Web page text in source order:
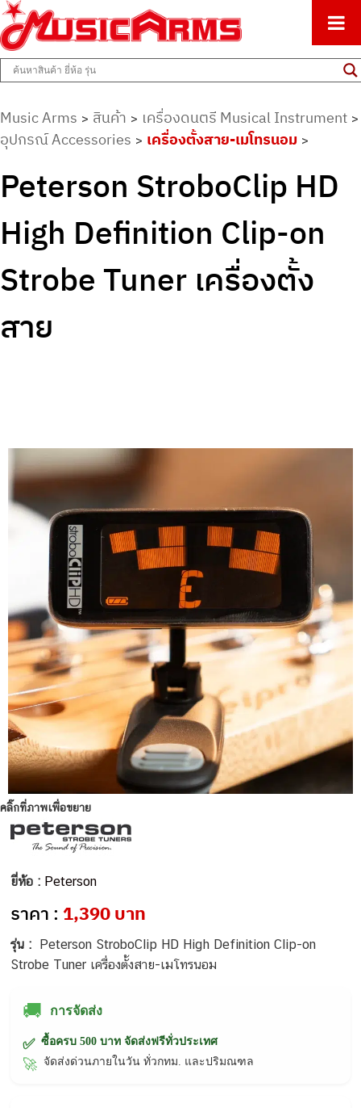
Music Arms
ศูนย์รวมครื่องดนตรีทุกชนิด ตั้งแต่เริ่มต้นถึงมืออาชีพ
Music Arms > สินค้า > เครื่องดนตรี Musical Instrument >
อุปกรณ์ Accessories > เครื่องตั้งสาย-เมโทรนอม >
Peterson StroboClip HD
High Definition Clip-on
Strobe Tuner เครื่องตั้ง
สาย
คลิ๊กที่ภาพเพื่อขยาย
ยี่ห้อ : Peterson
ราคา : 1,390 บาท
รุ่น : Peterson StroboClip HD High Definition Clip-on
Strobe Tuner เครื่องตั้งสาย-เมโทรนอม
🚚 การจัดส่ง
✅ ซื้อครบ 500 บาท จัดส่งฟรีทั่วประเทศ
🚀 จัดส่งด่วนภายในวัน ทั่วกทม. และปริมณฑล